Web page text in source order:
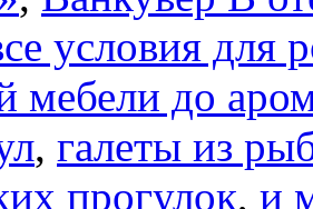
условия для
мебели до
, галеты из
прогулок, и